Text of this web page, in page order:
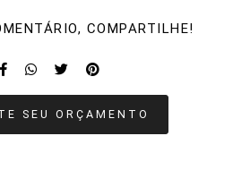
COMPARTILHE!
SEU ORÇAMENTO